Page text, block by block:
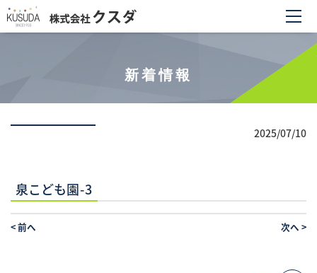
新着情報
2025/07/10
泉こども園-3
<前へ 次へ >